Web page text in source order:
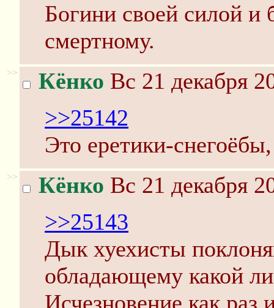
Богини своей силой и
смертному.
>> Кёнко Вс 21 декабря
>>25142
Это еретики-
>> Кёнко Вс 21 декабря
>>25143
Дык хуехисты
обладающему какой
Исчезновение как раз